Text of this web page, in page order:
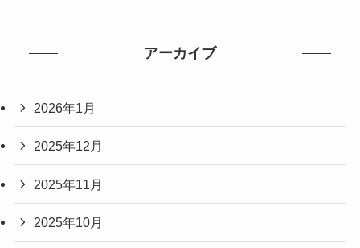
アーカイブ
2026年1月
2025年12月
2025年11月
2025年10月